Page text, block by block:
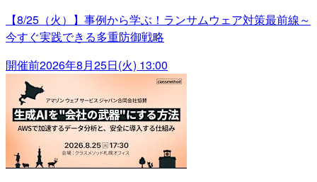
【8/25（火）】事例から学ぶ！ランサムウェア対策最前線～
今すぐ実践できる多重防御戦略
開催前2026年8月25日(火) 13:00